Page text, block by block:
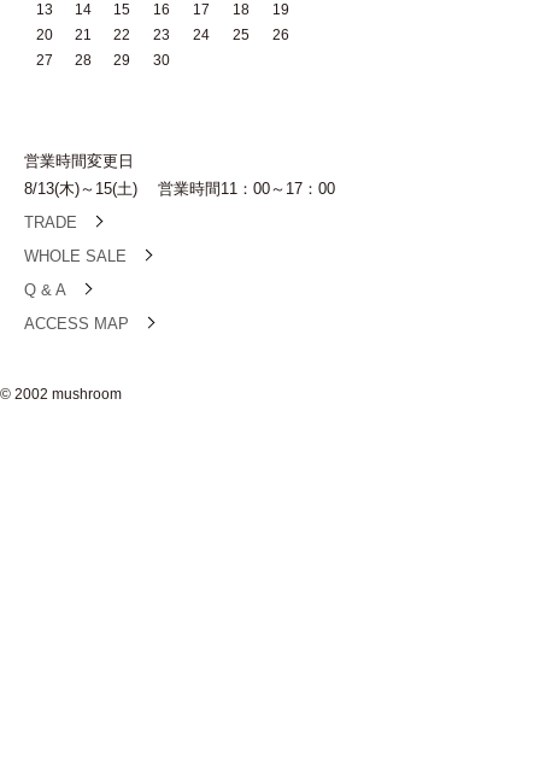
13
14 15 16 17 18
19
20
21 22 23 24 25
26
27
28 29 30
TRADE
WHOLE SALE
Q & A
ACCESS MAP
営業時間変更日
8/13(木)～15(土) 営業時間11：00～17：00
© 2002 mushroom